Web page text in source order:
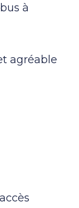
à
agréable